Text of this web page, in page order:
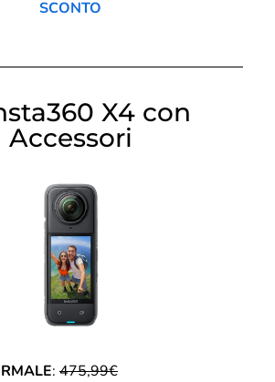
SCONTO
X4 con
Accessori
: 475,99€